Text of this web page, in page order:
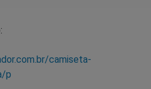
camiseta-
p